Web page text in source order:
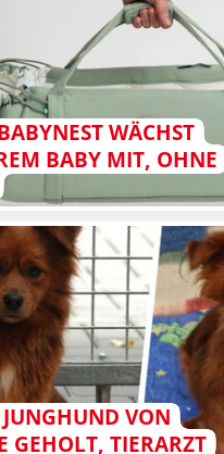
WÄCHST
BABY MIT, OHNE
VON S
TIERARZT MA